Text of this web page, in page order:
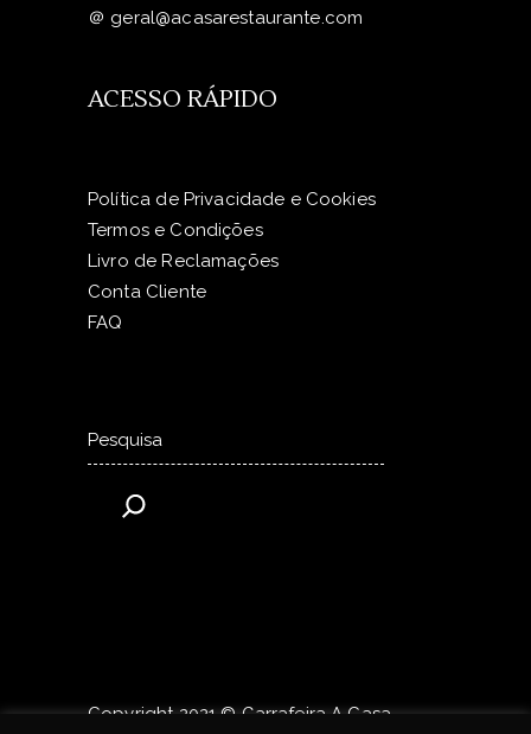
＠ geral@acasarestaurante.com
ACESSO RÁPIDO
Política de Privacidade e Cookies
Termos e Condições
Livro de Reclamações
Conta Cliente
FAQ
Copyright 2021 © Garrafeira A Casa.